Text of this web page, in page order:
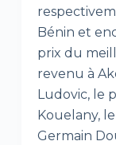
Bénin et
prix du
revenu à
Ludovic, le
Kouelany,
Germain